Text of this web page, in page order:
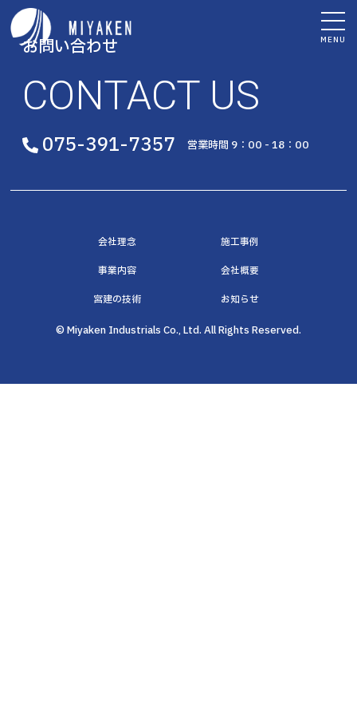
MENU
お問い合わせ
CONTACT US
075-391-7357 営業時間 9：00 - 18：00
会社理念 施工事例
事業内容 会社概要
宮建の技術 お知らせ
© Miyaken Industrials Co., Ltd. All Rights Reserved.